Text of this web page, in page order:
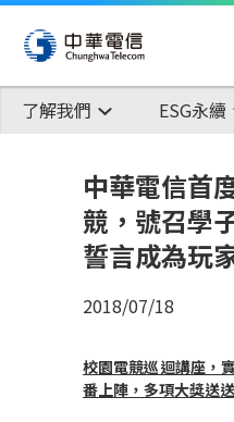
了解我們 ESG永續
中華電信首
競，號召學
誓言成為玩
2018/07/18
校園電競巡迴講座，
番上陣，多項大獎送